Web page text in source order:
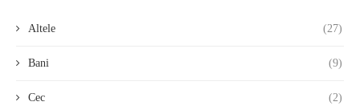
Altele (27)
Bani (9)
Cec (2)